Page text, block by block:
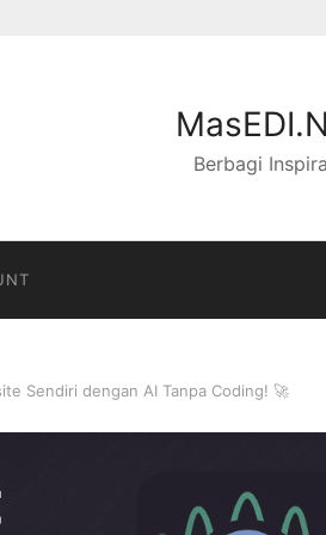
Berbagi
Sendiri dengan AI Tanpa Coding! 🚀